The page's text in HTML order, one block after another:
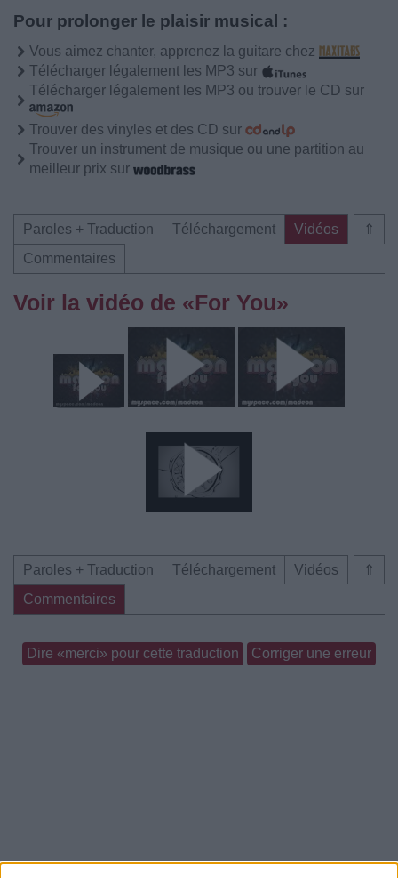
Pour prolonger le plaisir musical :
Vous aimez chanter, apprenez la guitare chez
Télécharger légalement les MP3 sur
Télécharger légalement les MP3 ou trouver le CD sur
Trouver des vinyles et des CD sur
Trouver un instrument de musique ou une partition au
meilleur prix sur
⇑
Paroles + Traduction Téléchargement
Vidéos
Commentaires
Voir la vidéo de «For You»
⇑
Paroles + Traduction Téléchargement
Vidéos
Commentaires
Dire «merci» pour cette traduction Corriger une erreur